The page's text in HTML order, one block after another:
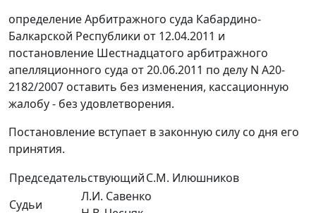
определение Арбитражного суда Кабардино-
Балкарской Республики от 12.04.2011 и
постановление Шестнадцатого арбитражного
апелляционного суда от 20.06.2011 по делу N А20-
2182/2007 оставить без изменения, кассационную
жалобу - без удовлетворения.
Постановление вступает в законную силу со дня его
принятия.
ПредседательствующийС.М. Илюшников
Судьи
Л.И. Савенко